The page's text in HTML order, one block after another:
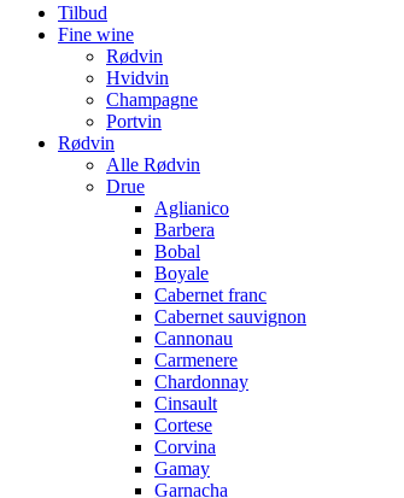
Tilbud
Fine wine
Rødvin
Hvidvin
Champagne
Portvin
Rødvin
Alle Rødvin
Drue
Aglianico
Barbera
Bobal
Boyale
Cabernet franc
Cabernet sauvignon
Cannonau
Carmenere
Chardonnay
Cinsault
Cortese
Corvina
Gamay
Garnacha